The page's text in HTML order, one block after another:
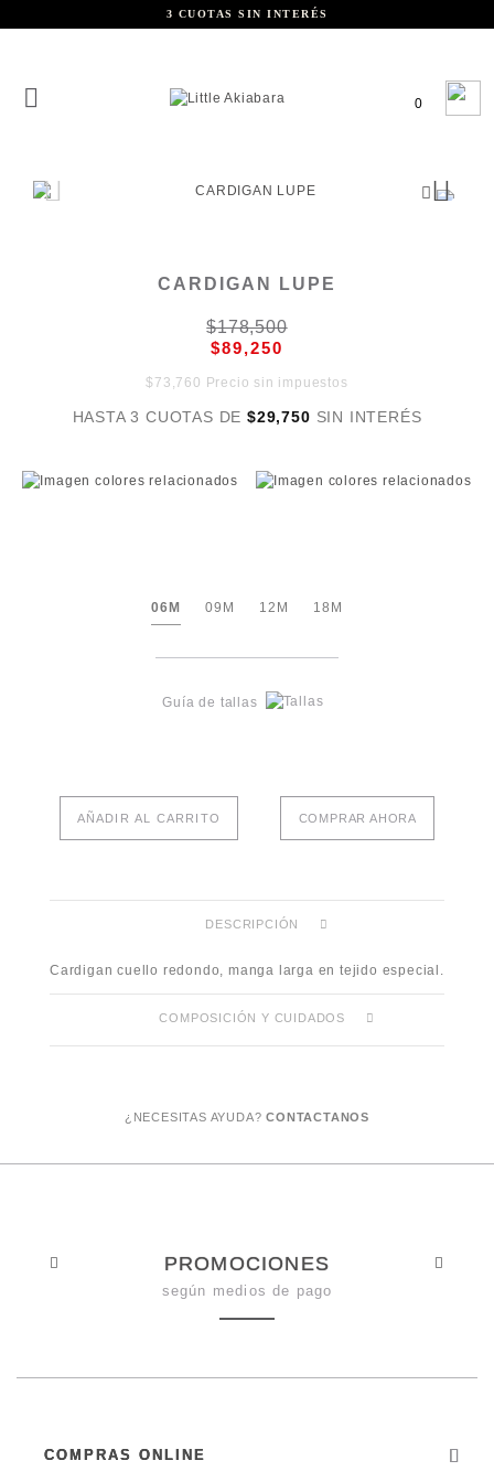
3 CUOTAS SIN INTERÉS
0
CARDIGAN LUPE
$178,500
$89,250
$73,760 Precio sin impuestos
HASTA 3 CUOTAS DE$29,750 SIN INTERÉS
06M 09M 12M 18M
Guía de tallas
AÑADIR AL CARRITO COMPRAR AHORA
DESCRIPCIÓN
Cardigan cuello redondo, manga larga en tejido especial.
COMPOSICIÓN Y CUIDADOS
¿NECESITAS AYUDA?CONTACTANOS
PROMOCIONES
según medios de pago
COMPRAS ONLINE